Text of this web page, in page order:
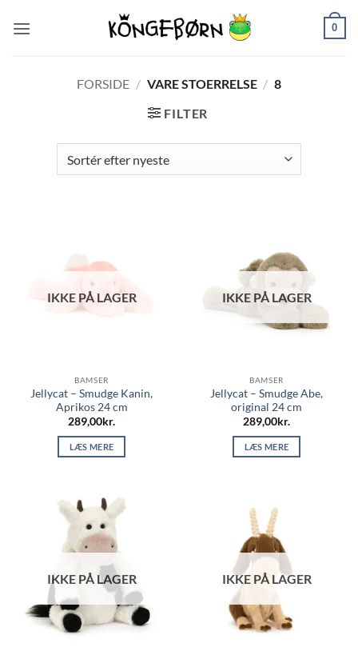
0
FORSIDE / VARE STOERRELSE / 8
FILTER
IKKE PÅ LAGER
BAMSER
Jellycat – Smudge Kanin,
Aprikos 24 cm
289,00kr.
LÆS MERE
IKKE PÅ LAGER
BAMSER
Jellycat – Smudge Abe,
original 24 cm
289,00kr.
LÆS MERE
IKKE PÅ LAGER IKKE PÅ LAGER